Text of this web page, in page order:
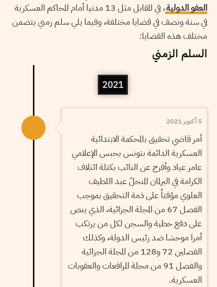
العفو الدولية
، في المقابل مثل 13 مدنيا أمام المحاكم العسكرية
في سنة ونصف في قضايا مختلفة، وفيما يلي سلم زمني يتضمن
مختلف هذه القضايا:
السلم الزمني
2021
5 أكتوبر 2021
أمر قاضي تحقيق بالمحكمة الابتدائية
العسكرية الدائمة بتونس بحبس الإعلامي
عامر عياد وأفرج عن النائب بكتلة ائتلاف
الكرامة في البرلمان المنحلّ عبد اللطيف
العلوي مؤقتاً على ذمة التحقيق بموجب
الفصل 67 من المجلة الجزائية، الذي ينص
على دفع خطية والسجن لكل من يرتكب
أمرا موحشا ضد رئيس الدولة، وكذلك
الفصلين 72 و128 من المجلة الجزائية
والفصل 91 من مجلة المرافعات والعقوبات
العسكرية.